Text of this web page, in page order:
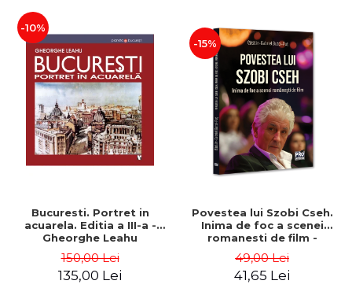
-10%
Bucuresti. Portret in
acuarela. Editia a III-a -
Gheorghe Leahu
150,00 Lei
135,00 Lei
-15%
Povestea lui Szobi Cseh.
Inima de foc a scenei
romanesti de film -
49,00 Lei
41,65 Lei